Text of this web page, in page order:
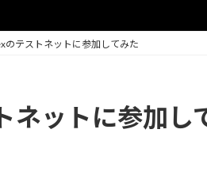
のテストネットに参加してみた
ネットに参加し